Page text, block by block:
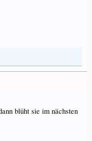
blüht sie im nächsten